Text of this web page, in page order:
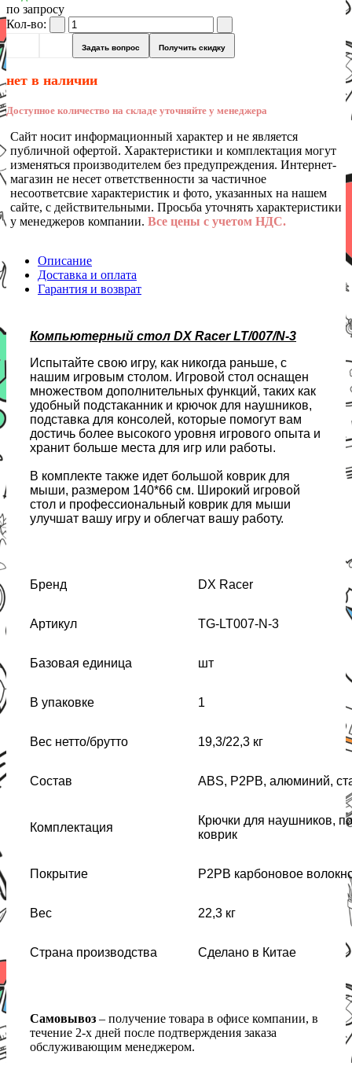
по запросу
Кол-во:
Задать вопрос Получить скидку
нет в наличии
Доступное количество на складе уточняйте у менеджера
Сайт носит информационный характер и не является
публичной офертой. Характеристики и комплектация могут
изменяться производителем без предупреждения. Интернет-
магазин не несет ответственности за частичное
несоответсвие характеристик и фото, указанных на нашем
сайте, с действительными. Просьба уточнять характеристики
у менеджеров компании. Все цены с учетом НДС.
Описание
Доставка и оплата
Гарантия и возврат
Компьютерный стол DX Racer LT/007/N-3
Испытайте свою игру, как никогда раньше, с
нашим игровым столом. Игровой стол оснащен
множеством дополнительных функций, таких как
удобный подстаканник и крючок для наушников,
подставка для консолей, которые помогут вам
достичь более высокого уровня игрового опыта и
хранит больше места для игр или работы.
В комплекте также идет большой коврик для
мыши, размером 140*66 см. Широкий игровой
стол и профессиональный коврик для мыши
улучшат вашу игру и облегчат вашу работу.
Бренд DX Racer
Артикул TG-LT007-N-3
Базовая единица шт
В упаковке 1
Вес нетто/брутто 19,3/22,3 кг
Состав ABS, P2PB, алюминий,
Комплектация
Крючки для наушников,
коврик
Покрытие P2PB карбоновое
Вес 22,3 кг
Страна производства Сделано в Китае
Самовывоз – получение товара в офисе компании, в
течение 2-х дней после подтверждения заказа
обслуживающим менеджером.